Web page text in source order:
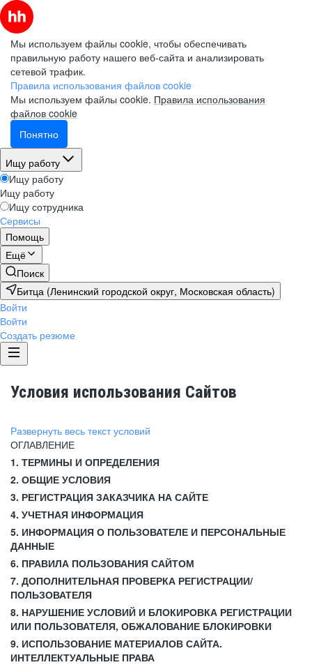
Мы используем файлы cookie, чтобы обеспечивать
правильную работу нашего веб-сайта и анализировать
сетевой трафик.
Правила использования файлов cookie
Мы используем файлы cookie. Правила использования
файлов cookie
Понятно
Ищу работу
Ищу работу
Ищу работу
Ищу сотрудника
Сервисы
Помощь
Ещё
Поиск
Битца (Ленинский городской округ, Московская область)
Войти
Войти
Создать резюме
Условия использования Сайтов
Развернуть весь текст условий
ОГЛАВЛЕНИЕ
1. ТЕРМИНЫ И ОПРЕДЕЛЕНИЯ
2. ОБЩИЕ УСЛОВИЯ
3. РЕГИСТРАЦИЯ ЗАКАЗЧИКА НА САЙТЕ
4. УЧЕТНАЯ ИНФОРМАЦИЯ
5. ИНФОРМАЦИЯ О ПОЛЬЗОВАТЕЛЕ И ПЕРСОНАЛЬНЫЕ
ДАННЫЕ
6. ПРАВИЛА ПОЛЬЗОВАНИЯ САЙТОМ
7. ДОПОЛНИТЕЛЬНАЯ ПРОВЕРКА РЕГИСТРАЦИИ/
ПОЛЬЗОВАТЕЛЯ
8. НАРУШЕНИЕ УСЛОВИЙ И БЛОКИРОВКА РЕГИСТРАЦИИ
ИЛИ ПОЛЬЗОВАТЕЛЯ, ОБЖАЛОВАНИЕ БЛОКИРОВКИ
9. ИСПОЛЬЗОВАНИЕ МАТЕРИАЛОВ САЙТА.
ИНТЕЛЛЕКТУАЛЬНЫЕ ПРАВА